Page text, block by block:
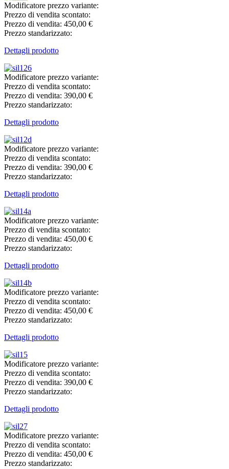
Modificatore prezzo variante:
Prezzo di vendita scontato:
Prezzo di vendita: 450,00 €
Prezzo standarizzato:
Dettagli prodotto
Modificatore prezzo variante:
Prezzo di vendita scontato:
Prezzo di vendita: 390,00 €
Prezzo standarizzato:
Dettagli prodotto
Modificatore prezzo variante:
Prezzo di vendita scontato:
Prezzo di vendita: 390,00 €
Prezzo standarizzato:
Dettagli prodotto
Modificatore prezzo variante:
Prezzo di vendita scontato:
Prezzo di vendita: 450,00 €
Prezzo standarizzato:
Dettagli prodotto
Modificatore prezzo variante:
Prezzo di vendita scontato:
Prezzo di vendita: 450,00 €
Prezzo standarizzato:
Dettagli prodotto
Modificatore prezzo variante:
Prezzo di vendita scontato:
Prezzo di vendita: 390,00 €
Prezzo standarizzato:
Dettagli prodotto
Modificatore prezzo variante:
Prezzo di vendita scontato:
Prezzo di vendita: 450,00 €
Prezzo standarizzato: